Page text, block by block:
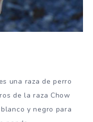
es una raza de perro
de la raza Chow
y negro para